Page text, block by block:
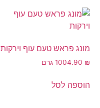
מונג פראש טעם עוף וירקות
4.90 ₪ 100 גרם
הוספה לסל